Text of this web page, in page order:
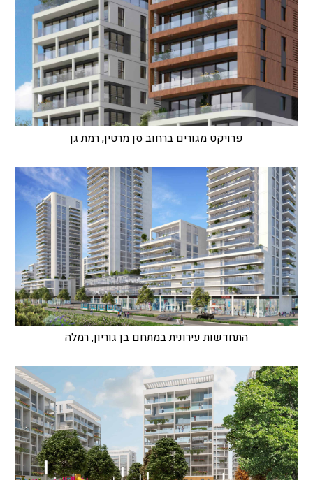
פרויקט מגורים ברחוב סן מרטין, רמת גן
התחדשות עירונית במתחם בן גוריון, רמלה